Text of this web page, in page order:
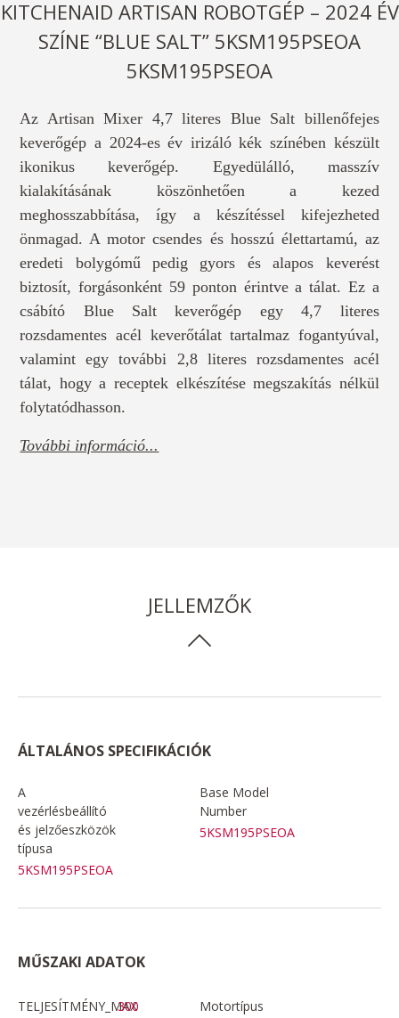
KITCHENAID ARTISAN ROBOTGÉP – 2024 ÉV
SZÍNE “BLUE SALT” 5KSM195PSEOA
5KSM195PSEOA
Az Artisan Mixer 4,7 literes Blue Salt billenőfejes
keverőgép a 2024-es év irizáló kék színében készült
ikonikus keverőgép. Egyedülálló, masszív
kialakításának köszönhetően a kezed
meghosszabbítása, így a készítéssel kifejezheted
önmagad. A motor csendes és hosszú élettartamú, az
eredeti bolygómű pedig gyors és alapos keverést
biztosít, forgásonként 59 ponton érintve a tálat. Ez a
csábító Blue Salt keverőgép egy 4,7 literes
rozsdamentes acél keverőtálat tartalmaz fogantyúval,
valamint egy további 2,8 literes rozsdamentes acél
tálat, hogy a receptek elkészítése megszakítás nélkül
folytatódhasson.
További információ...
JELLEMZŐK
ÁLTALÁNOS SPECIFIKÁCIÓK
A
vezérlésbeállító
és jelzőeszközök
típusa
5KSM195PSEOA
Base Model
Number
5KSM195PSEOA
MŰSZAKI ADATOK
TELJESÍTMÉNY_MAX
300
Motortípus